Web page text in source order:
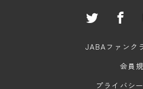
JABAファンク
会員
プライバシ